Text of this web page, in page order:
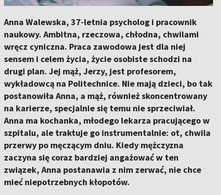
Anna Walewska, 37-letnia psycholog i pracownik
naukowy. Ambitna, rzeczowa, chłodna, chwilami
wręcz cyniczna. Praca zawodowa jest dla niej
sensem i celem życia, życie osobiste schodzi na
drugi plan. Jej mąż, Jerzy, jest profesorem,
wykładowcą na Politechnice. Nie mają dzieci, bo tak
postanowiła Anna, a mąż, również skoncentrowany
na karierze, specjalnie się temu nie sprzeciwiał.
Anna ma kochanka, młodego lekarza pracującego w
szpitalu, ale traktuje go instrumentalnie: ot, chwila
przerwy po męczącym dniu. Kiedy mężczyzna
zaczyna się coraz bardziej angażować w ten
związek, Anna postanawia z nim zerwać, nie chce
mieć niepotrzebnych kłopotów.